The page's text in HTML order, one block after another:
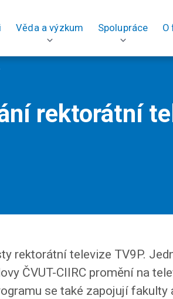
Věda a výzkum Spolupráce O
rektorátní
rektorátní televize TV9P.
ČVUT-CIIRC promění na
se také zapojují fakulty